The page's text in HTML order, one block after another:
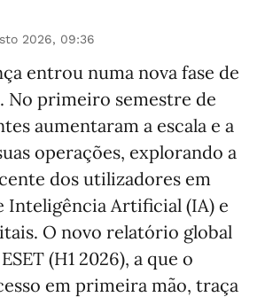
2026, 09:36
entrou numa nova fase de
No primeiro semestre de
aumentaram a escala e a
operações, explorando a
dos utilizadores em
Inteligência Artificial (IA) e
O novo relatório global
(H1 2026), a que o
em primeira mão, traça